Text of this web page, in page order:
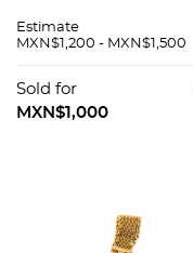
DORADO Y LACA
6190 Movimiento:
cuarzo (requiere
Estimate
MXN$1,200 - MXN$1,500
Sold for
MXN$1,000